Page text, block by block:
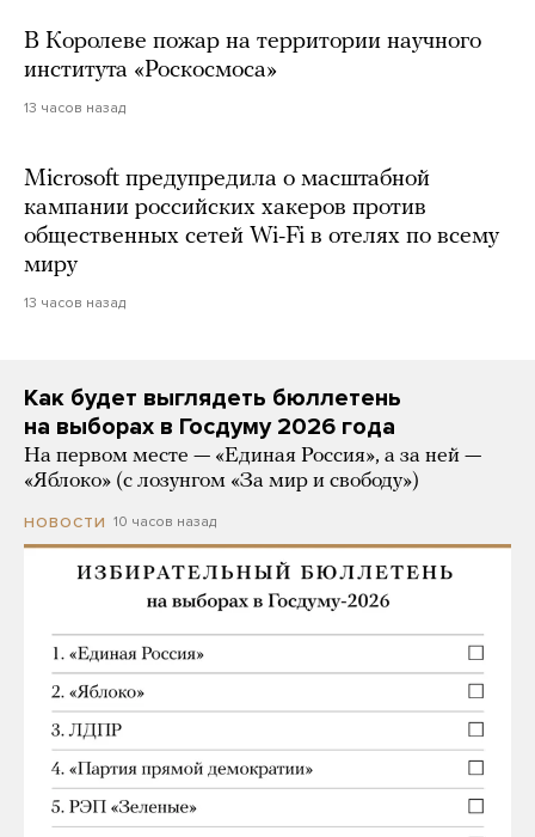
В Королеве пожар на территории научного
института «Роскосмоса»
13 часов назад
Microsoft предупредила о масштабной
кампании российских хакеров против
общественных сетей Wi-Fi в отелях по всему
миру
13 часов назад
Как будет выглядеть бюллетень
на выборах в Госдуму 2026 года
На первом месте — «Единая Россия», а за ней —
«Яблоко» (с лозунгом «За мир и свободу»)
НОВОСТИ 10 часов назад